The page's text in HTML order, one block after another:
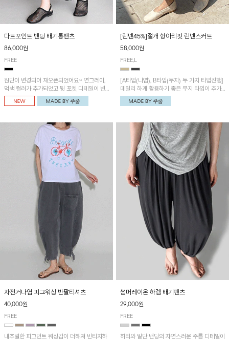
다트포인트 밴딩 배기통팬츠
86,000원
FREE
원단이 변경되어 재오픈되었어요~ 연그레이,
먹색 컬러가 추가되었고 뒷 포켓 디테일이 변
경되었습니다~가볍고 시원하게 착용되는 배
기통팬츠! 허리밴딩과 여유로운 통으로 편안해
[린넨45%]절개 항아리핏 린넨스커트
58,000원
FREE,L
[A타입(나염), B타입(무지) 두 가지 타입진행]
데일리 하게 활용하기 좋은 무지 타입이 추가
되었어요~ 볼륨감 있는 항아리핏 실루엣이 유
니크하며 포켓디테일이 POINT!
자전거나염 피그워싱 반팔티셔츠
40,000원
FREE
내추럴한 피그먼트 워싱감이 더해져 빈티지하
썸머레이온 하렘 배기팬츠
29,000원
FREE
허리와 밑단 밴딩의 자연스러운 주름 디테일이